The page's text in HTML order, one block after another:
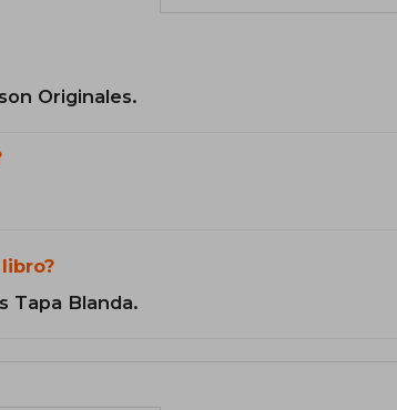
Originales.
Tapa Blanda.